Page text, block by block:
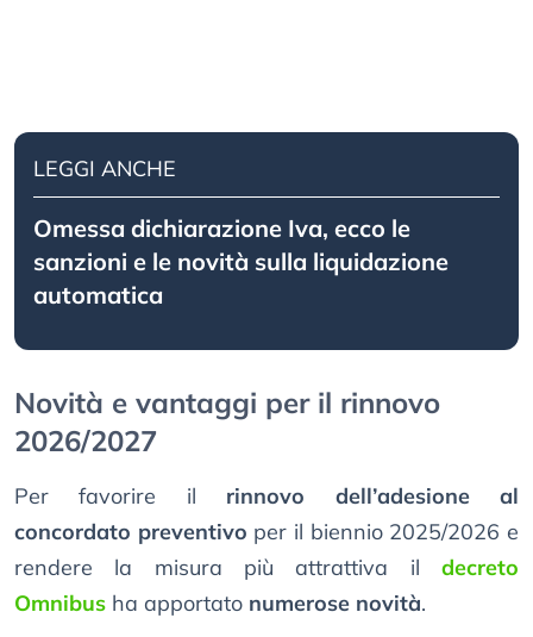
LEGGI ANCHE
Omessa dichiarazione Iva, ecco le
sanzioni e le novità sulla liquidazione
automatica
Novità e vantaggi per il rinnovo
2026/2027
Per favorire il rinnovo dell’adesione al
concordato preventivo per il biennio 2025/2026 e
rendere la misura più attrattiva il decreto
Omnibus ha apportato numerose novità.